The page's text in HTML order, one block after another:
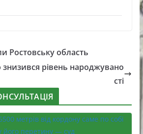
Ростовську область
рівень народжувано
сті